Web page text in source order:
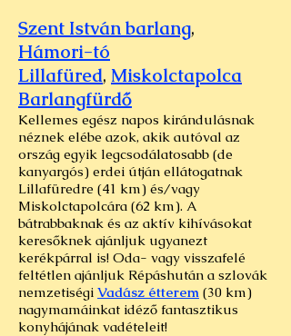
Szent István barlang,
Hámori-tó
Lillafüred, Miskolctapolca
Barlangfürdő
Kellemes egész napos kirándulásnak
néznek elébe azok, akik autóval az
ország egyik legcsodálatosabb (de
kanyargós) erdei útján ellátogatnak
Lillafüredre (41 km) és/vagy
Miskolctapolcára (62 km). A
bátrabbaknak és az aktív kihívásokat
keresőknek ajánljuk ugyanezt
kerékpárral is! Oda- vagy visszafelé
feltétlen ajánljuk Répáshután a szlovák
nemzetiségi Vadász étterem (30 km)
nagymamáinkat idéző fantasztikus
konyhájának vadételeit!